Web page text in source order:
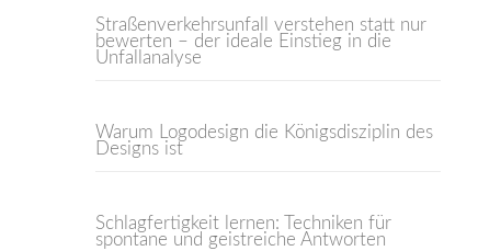
Straßenverkehrsunfall verstehen statt nur
bewerten – der ideale Einstieg in die
Unfallanalyse
Warum Logodesign die Königsdisziplin des
Designs ist
Schlagfertigkeit lernen: Techniken für
spontane und geistreiche Antworten